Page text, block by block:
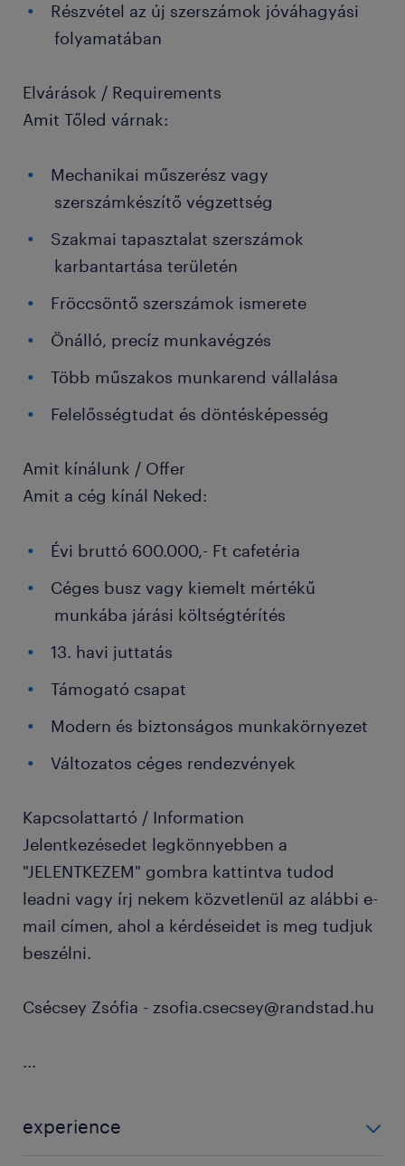
Részvétel az új szerszámok jóváhagyási
folyamatában
Elvárások / Requirements
Amit Tőled várnak:
Mechanikai műszerész vagy
szerszámkészítő végzettség
Szakmai tapasztalat szerszámok
karbantartása területén
Fröccsöntő szerszámok ismerete
Önálló, precíz munkavégzés
Több műszakos munkarend vállalása
Felelősségtudat és döntésképesség
Amit kínálunk / Offer
Amit a cég kínál Neked:
Évi bruttó 600.000,- Ft cafetéria
Céges busz vagy kiemelt mértékű
munkába járási költségtérítés
13. havi juttatás
Támogató csapat
Modern és biztonságos munkakörnyezet
Változatos céges rendezvények
Kapcsolattartó / Information
Jelentkezésedet legkönnyebben a
"JELENTKEZEM" gombra kattintva tudod
leadni vagy írj nekem közvetlenül az alábbi e-
mail címen, ahol a kérdéseidet is meg tudjuk
beszélni.
Csécsey Zsófia - zsofia.csecsey@randstad.hu
...
experience